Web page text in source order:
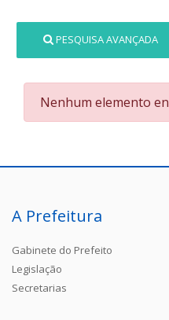
PESQUISA AVANÇADA
Nenhum elemento
A Prefeitura
Gabinete do Prefeito
Legislação
Secretarias